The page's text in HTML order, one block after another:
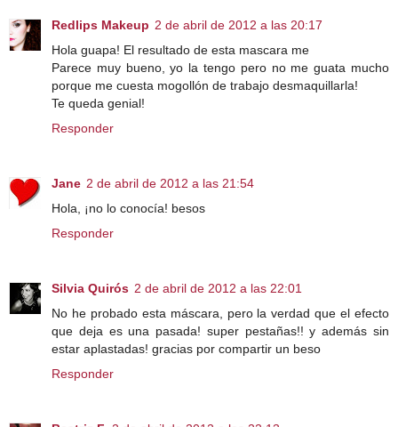
Redlips Makeup 2 de abril de 2012 a las 20:17
Hola guapa! El resultado de esta mascara me
Parece muy bueno, yo la tengo pero no me guata mucho
porque me cuesta mogollón de trabajo desmaquillarla!
Te queda genial!
Responder
Jane 2 de abril de 2012 a las 21:54
Hola, ¡no lo conocía! besos
Responder
Silvia Quirós 2 de abril de 2012 a las 22:01
No he probado esta máscara, pero la verdad que el efecto
que deja es una pasada! super pestañas!! y además sin
estar aplastadas! gracias por compartir un beso
Responder